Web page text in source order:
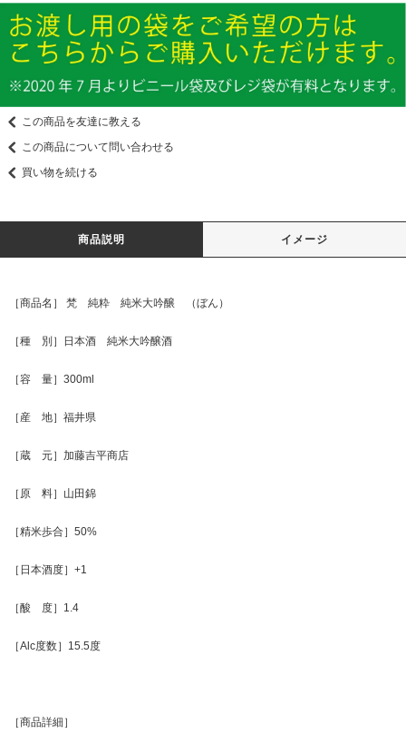
この商品を友達に教える
この商品について問い合わせる
買い物を続ける
商品説明 イメージ
［商品名］ 梵 純粋 純米大吟醸 （ぼん）
［種 別］日本酒 純米大吟醸酒
［容 量］300ml
［産 地］福井県
［蔵 元］加藤吉平商店
［原 料］山田錦
［精米歩合］50%
［日本酒度］+1
［酸 度］1.4
［Alc度数］15.5度
［商品詳細］